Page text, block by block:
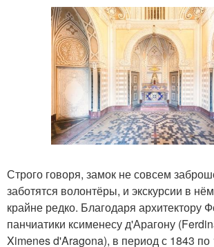
Строго говоря, замок не совсем
заботятся волонтёры, и экскурсии в
крайне редко. Благодаря архитектору
панчиатики ксименесу д'Арагону
Ximenes d'Aragona), в период с 1843 по